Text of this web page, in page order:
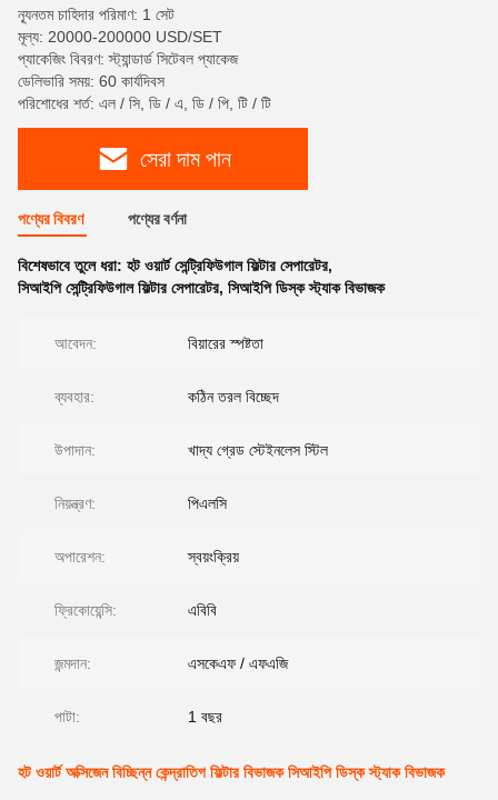
ন্যূনতম চাহিদার পরিমাণ: 1 সেট
মূল্য: 20000-200000 USD/SET
প্যাকেজিং বিবরণ: স্ট্যান্ডার্ড সিটেবল প্যাকেজ
ডেলিভারি সময়: 60 কার্যদিবস
পরিশোধের শর্ত: এল / সি, ডি / এ, ডি / পি, টি / টি
সেরা দাম পান
পণ্যের বিবরণ পণ্যের বর্ণনা
বিশেষভাবে তুলে ধরা: হট ওয়ার্ট সেন্ট্রিফিউগাল ফিল্টার সেপারেটর,
সিআইপি সেন্ট্রিফিউগাল ফিল্টার সেপারেটর, সিআইপি ডিস্ক স্ট্যাক বিভাজক
আবেদন: বিয়ারের স্পষ্টতা
ব্যবহার: কঠিন তরল বিচ্ছেদ
উপাদান: খাদ্য গ্রেড স্টেইনলেস স্টিল
নিয়ন্ত্রণ: পিএলসি
অপারেশন: স্বয়ংক্রিয়
ফ্রিকোয়েন্সি: এবিবি
জন্মদান: এসকেএফ / এফএজি
পাটা: 1 বছর
হট ওয়ার্ট অক্সিজেন বিচ্ছিন্ন কেন্দ্রাতিগ ফিল্টার বিভাজক সিআইপি ডিস্ক স্ট্যাক বিভাজক